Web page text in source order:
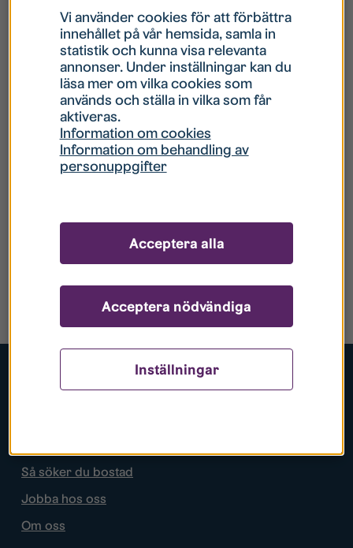
Populära sidor
Så söker du bostad
Jobba hos oss
Om oss
Vi använder cookies för att förbättra
innehållet på vår hemsida, samla in
statistik och kunna visa relevanta
annonser. Under inställningar kan du
läsa mer om vilka cookies som
används och ställa in vilka som får
aktiveras.
Information om cookies
Information om behandling av
personuppgifter
Inställningar
Acceptera nödvändiga
Acceptera alla